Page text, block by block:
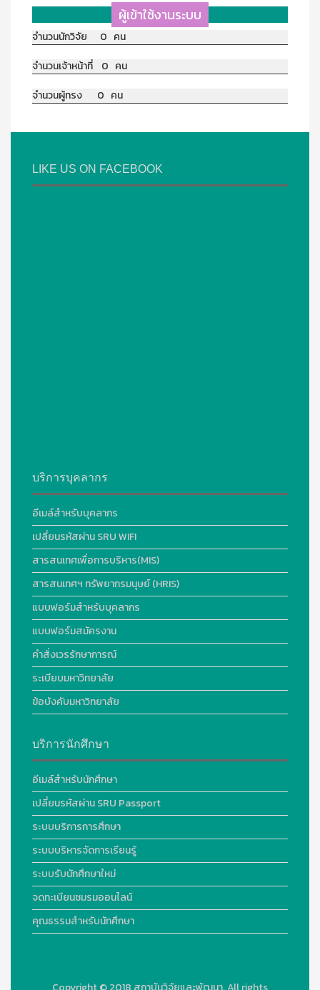
ผู้เข้าใช้งานระบบ
จำนวนนักวิจัย 0 คน
จำนวนเจ้าหน้าที่ 0 คน
จำนวนผู้ทรง 0 คน
LIKE US ON FACEBOOK
บริการบุคลากร
อีเมล์สำหรับบุคลากร
เปลี่ยนรหัสผ่าน SRU WIFI
สารสนเทศเพื่อการบริหาร(MIS)
สารสนเทศฯ ทรัพยากรมนุษย์ (HRIS)
แบบฟอร์มสำหรับบุคลากร
แบบฟอร์มสมัครงาน
คำสั่งเวรรักษาการณ์
ระเบียบมหาวิทยาลัย
ข้อบังคับมหาวิทยาลัย
บริการนักศึกษา
อีเมล์สำหรับนักศึกษา
เปลี่ยนรหัสผ่าน SRU Passport
ระบบบริการการศึกษา
ระบบบริหารจัดการเรียนรู้
ระบบรับนักศึกษาใหม่
จดทะเบียนชมรมออนไลน์
คุณธรรมสำหรับนักศึกษา